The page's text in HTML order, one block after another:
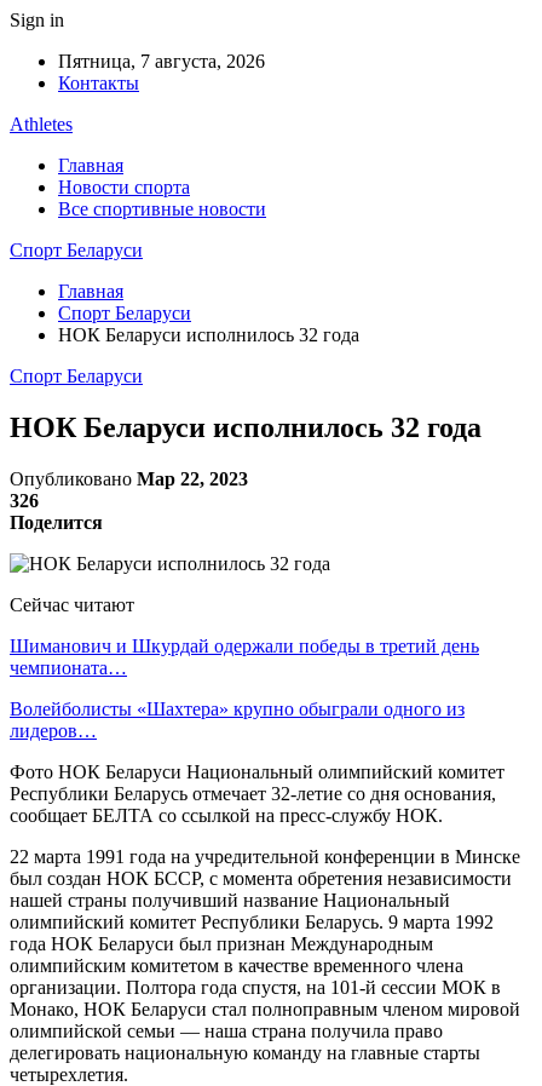
Sign in
Пятница, 7 августа, 2026
Контакты
Athletes
Главная
Новости спорта
Все спортивные новости
Спорт Беларуси
Главная
Спорт Беларуси
НОК Беларуси исполнилось 32 года
Спорт Беларуси
НОК Беларуси исполнилось 32 года
Опубликовано Мар 22, 2023
326
Поделится
Сейчас читают
Шиманович и Шкурдай одержали победы в третий день
чемпионата…
Волейболисты «Шахтера» крупно обыграли одного из
лидеров…
Фото НОК Беларуси Национальный олимпийский комитет
Республики Беларусь отмечает 32-летие со дня основания,
сообщает БЕЛТА со ссылкой на пресс-службу НОК.
22 марта 1991 года на учредительной конференции в Минске
был создан НОК БССР, с момента обретения независимости
нашей страны получивший название Национальный
олимпийский комитет Республики Беларусь. 9 марта 1992
года НОК Беларуси был признан Международным
олимпийским комитетом в качестве временного члена
организации. Полтора года спустя, на 101-й сессии МОК в
Монако, НОК Беларуси стал полноправным членом мировой
олимпийской семьи — наша страна получила право
делегировать национальную команду на главные старты
четырехлетия.